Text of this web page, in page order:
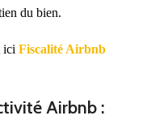
du bien.
ici Fiscalité Airbnb
Airbnb :